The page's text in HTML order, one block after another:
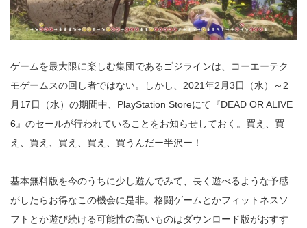
ゲームを最大限に楽しむ集団であるゴジラインは、コーエーテク
モゲームスの回し者ではない。しかし、2021年2月3日（水）～2
月17日（水）の期間中、PlayStation Storeにて『DEAD OR ALIVE
6』のセールが行われていることをお知らせしておく。買え、買
え、買え、買え、買え、買うんだー半沢ー！
基本無料版を今のうちに少し遊んでみて、長く遊べるような予感
がしたらお得なこの機会に是非。格闘ゲームとかフィットネスソ
フトとか遊び続ける可能性の高いものはダウンロード版がおすす